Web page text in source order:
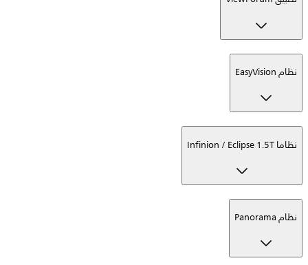
نظام EasyVision
نظاما Infinion / Eclipse 1.5T
نظام Panorama